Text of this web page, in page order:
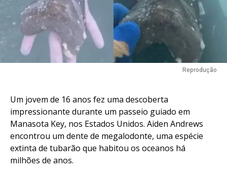
Reprodução
Um jovem de 16 anos fez uma descoberta
impressionante durante um passeio guiado em
Manasota Key, nos Estados Unidos. Aiden Andrews
encontrou um dente de megalodonte, uma espécie
extinta de tubarão que habitou os oceanos há
milhões de anos.